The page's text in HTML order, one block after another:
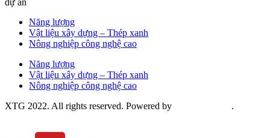
Năng lượng
Vật liệu xây dựng – Thép xanh
Nông nghiệp công nghệ cao
Năng lượng
Vật liệu xây dựng – Thép xanh
Nông nghiệp công nghệ cao
XTG 2022. All rights reserved. Powered by
.